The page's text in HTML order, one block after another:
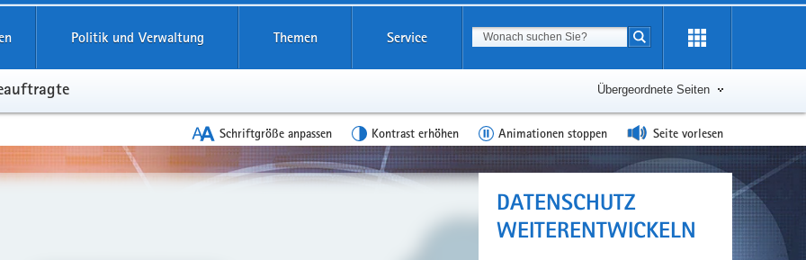
Politik und Verwaltung Themen Service Suchbegriff
Suche starten
Übergeordnete Seiten
Schriftgröße anpassen Kontrast erhöhen Animationen stoppen Seite vorlesen
DATENSCHUTZ
WEITERENTWICKELN